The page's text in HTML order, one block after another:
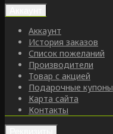
Аккаунт
История заказов
Список пожеланий
Производители
Товар с акцией
Подарочные купоны
Карта сайта
Контакты